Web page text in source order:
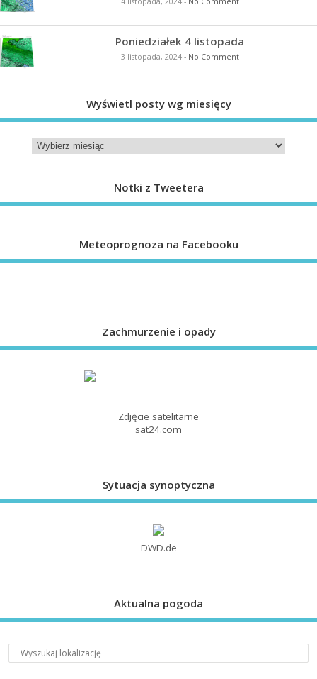
Poniedziałek 4 listopada
3 listopada, 2024- No Comment
Wyświetl posty wg miesięcy
Notki z Tweetera
Meteoprognoza na Facebooku
Zachmurzenie i opady
Zdjęcie satelitarne
sat24.com
Sytuacja synoptyczna
DWD.de
Aktualna pogoda